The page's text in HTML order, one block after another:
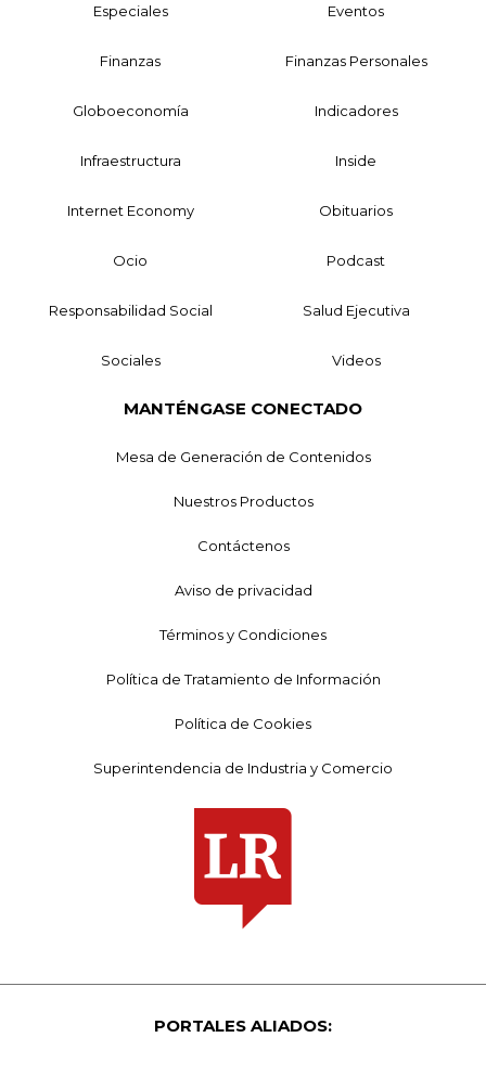
Especiales Eventos
Finanzas Finanzas Personales
Globoeconomía Indicadores
Infraestructura Inside
Internet Economy Obituarios
Ocio Podcast
Responsabilidad Social Salud Ejecutiva
Sociales Videos
MANTÉNGASE CONECTADO
Mesa de Generación de Contenidos
Nuestros Productos
Contáctenos
Aviso de privacidad
Términos y Condiciones
Política de Tratamiento de Información
Política de Cookies
Superintendencia de Industria y Comercio
PORTALES ALIADOS: